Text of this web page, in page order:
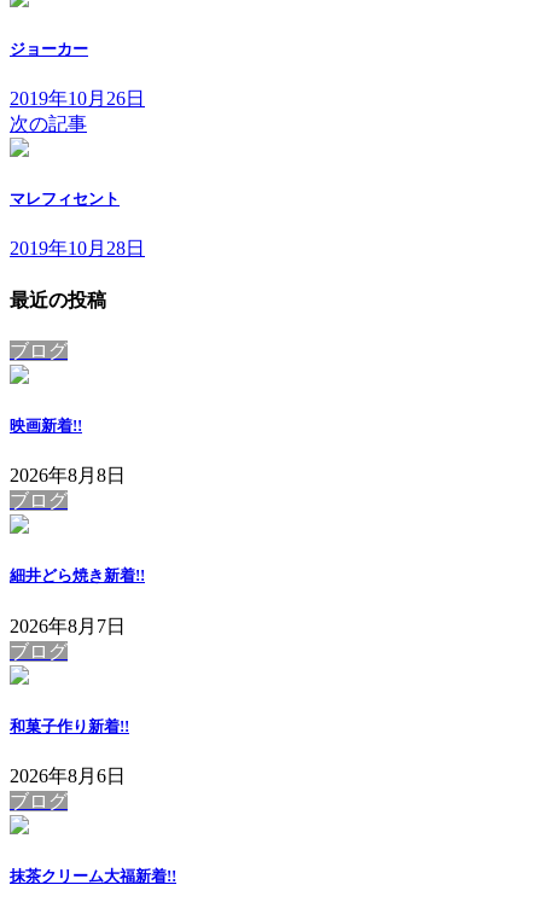
ジョーカー
2019年10月26日
次の記事
マレフィセント
2019年10月28日
最近の投稿
ブログ
映画新着!!
2026年8月8日
ブログ
細井どら焼き新着!!
2026年8月7日
ブログ
和菓子作り新着!!
2026年8月6日
ブログ
抹茶クリーム大福新着!!